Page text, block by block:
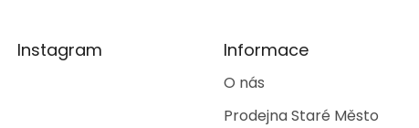
Instagram Informace
O nás
Prodejna Staré Město